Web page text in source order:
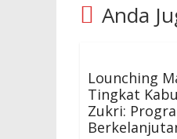
Anda
Lounching
Tingkat
Zukri: